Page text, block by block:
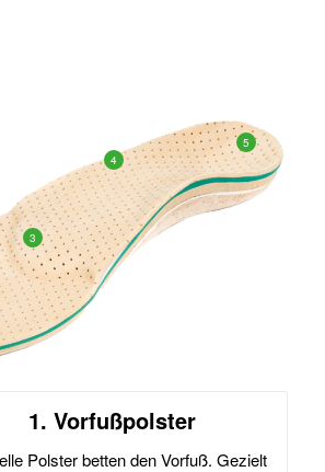
3
4
5
1. Vorfußpolster
Polster betten den Vorfuß. Gezielt